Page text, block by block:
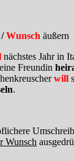
/Wunsch äußern
nächstes Jahr in
Freundin
will
.
Wunsch